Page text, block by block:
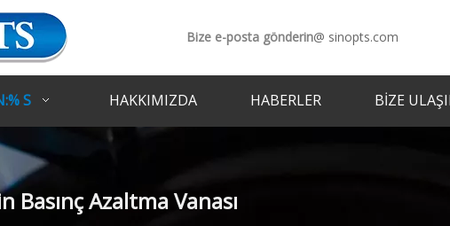
Bize e-posta gönderin@ sinopts.com
S HAKKIMIZDA HABERLER BIZE
Basınç Azaltma Vanası